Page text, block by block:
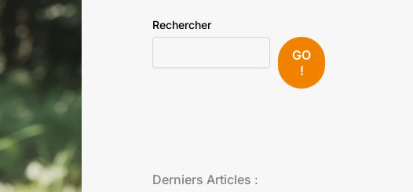
Rechercher
GO
!
Derniers Articles :